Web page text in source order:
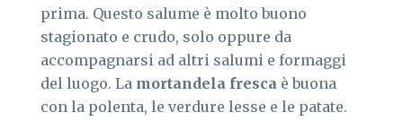
prima. Questo salume è molto buono
stagionato e crudo, solo oppure da
accompagnarsi ad altri salumi e formaggi
del luogo. La mortandela fresca è buona
con la polenta, le verdure lesse e le patate.